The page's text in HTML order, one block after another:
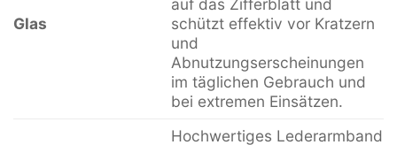
Glas
auf das Zifferblatt und
schützt effektiv vor Kratzern
und
Abnutzungserscheinungen
im täglichen Gebrauch und
bei extremen Einsätzen.
Hochwertiges Lederarmband